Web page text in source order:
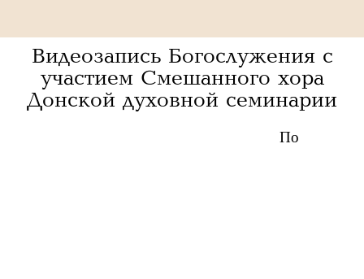
Видеозапись Богослужения с
участием Смешанного хора
Донской духовной семинарии
По